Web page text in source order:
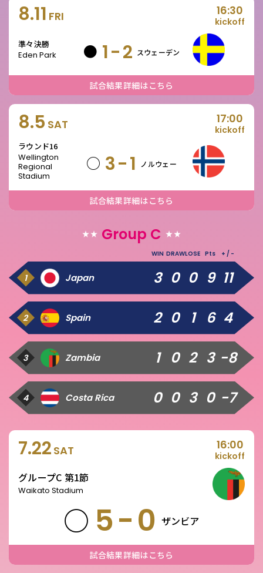
8.11 FRI 16:30
kickoff
準々決勝
Eden Park
● 1-2 スウェーデン
試合結果詳細はこちら
8.5 SAT 17:00
kickoff
ラウンド16
Wellington
Regional
Stadium
○ 3-1 ノルウェー
試合結果詳細はこちら
Group C
順位
国旗
国名
WIN DRAWLOSE Pts + / -
1 Japan 3 0 0 9 11
2 Spain 2 0 1 6 4
3 Zambia 1 0 2 3 -8
4 Costa Rica 0 0 3 0 -7
7.22 SAT 16:00
kickoff
グループC 第1節
Waikato Stadium
○ 5-0 ザンビア
試合結果詳細はこちら